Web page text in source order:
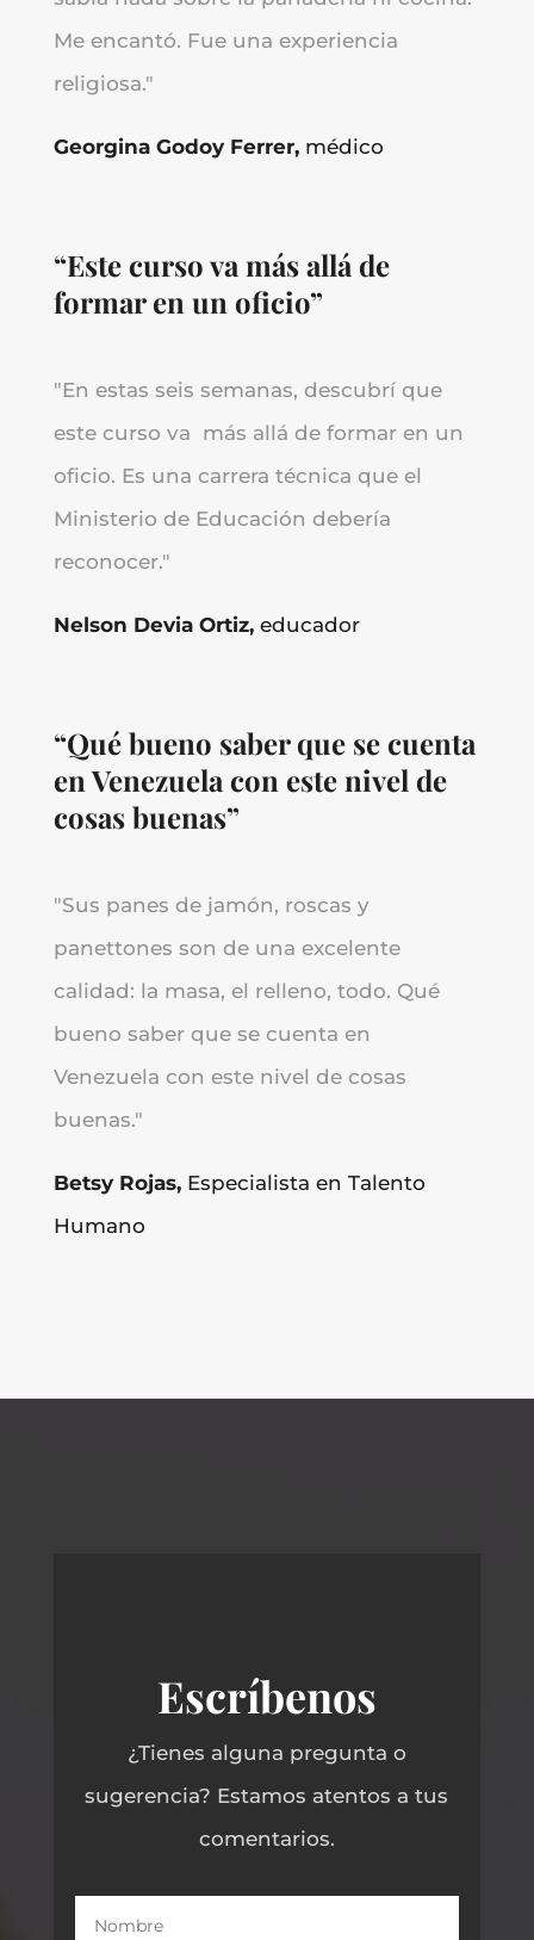
Me encantó. Fue una experiencia
religiosa."
Georgina Godoy Ferrer, médico
“Este curso va más allá de
formar en un oficio”
"En estas seis semanas, descubrí que
este curso va más allá de formar en un
oficio. Es una carrera técnica que el
Ministerio de Educación debería
reconocer."
Nelson Devia Ortiz, educador
“Qué bueno saber que se cuenta
en Venezuela con este nivel de
cosas buenas”
"Sus panes de jamón, roscas y
panettones son de una excelente
calidad: la masa, el relleno, todo. Qué
bueno saber que se cuenta en
Venezuela con este nivel de cosas
buenas."
Betsy Rojas, Especialista en Talento
Humano
Escríbenos
¿Tienes alguna pregunta o
sugerencia? Estamos atentos a tus
comentarios.